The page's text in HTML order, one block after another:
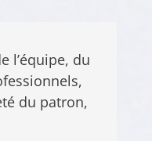
l’équipe, du
du patron,